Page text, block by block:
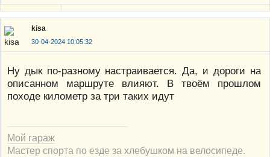
kisa
30-04-2024 10:05:32
Ну дык по-разному настраивается. Да, и дороги на
описанном маршруте влияют. В твоём прошлом
походе километр за три таких идут
Мой гараж
Мастер спорта по езде за хлебушком на велосипеде.